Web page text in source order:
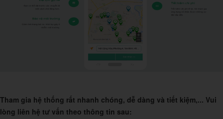
Tham gia hệ thống rất nhanh chóng, dễ dàng và tiết kiệm,... Vui
lòng liên hệ tư vấn theo thông tin sau: